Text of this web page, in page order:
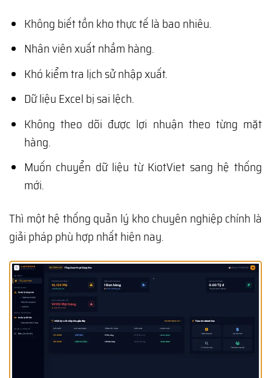
Không biết tồn kho thực tế là bao nhiêu.
Nhân viên xuất nhầm hàng.
Khó kiểm tra lịch sử nhập xuất.
Dữ liệu Excel bị sai lệch.
Không theo dõi được lợi nhuận theo từng mặt
hàng.
Muốn chuyển dữ liệu từ KiotViet sang hệ thống
mới.
Thì một hệ thống quản lý kho chuyên nghiệp chính là
giải pháp phù hợp nhất hiện nay.